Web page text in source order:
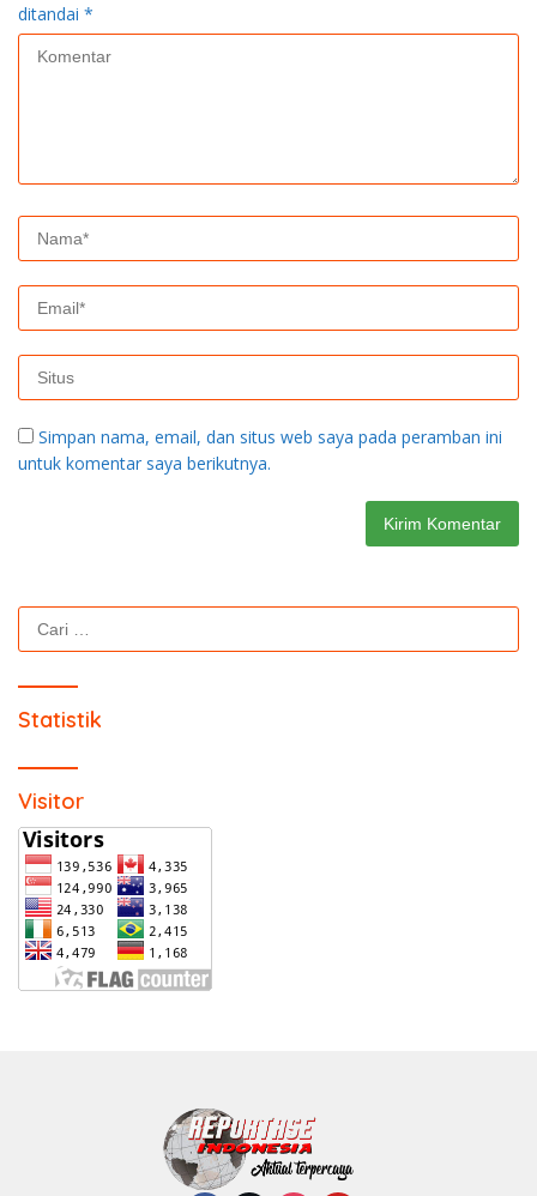
ditandai *
Simpan nama, email, dan situs web saya pada peramban ini
untuk komentar saya berikutnya.
Cari
untuk:
Statistik
Visitor